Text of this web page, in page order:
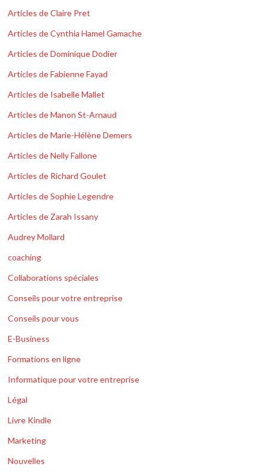
Articles de Claire Pret
Articles de Cynthia Hamel Gamache
Articles de Dominique Dodier
Articles de Fabienne Fayad
Articles de Isabelle Mallet
Articles de Manon St-Arnaud
Articles de Marie-Hélène Demers
Articles de Nelly Fallone
Articles de Richard Goulet
Articles de Sophie Legendre
Articles de Zarah Issany
Audrey Mollard
coaching
Collaborations spéciales
Conseils pour votre entreprise
Conseils pour vous
E-Business
Formations en ligne
Informatique pour votre entreprise
Légal
Livre Kindle
Marketing
Nouvelles